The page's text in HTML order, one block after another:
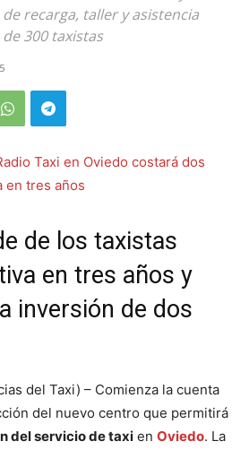
recarga, taller y asistencia
300 taxistas
de los taxistas
en tres años y
inversión de dos
del Taxi) – Comienza la cuenta
del nuevo centro que permitirá
del servicio de taxi en Oviedo. La